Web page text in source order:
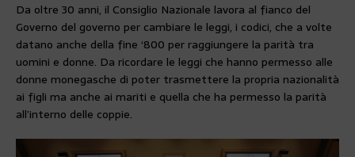
Da oltre 30 anni, il Consiglio Nazionale lavora al fianco del
Governo del governo per cambiare le leggi, i codici, che a volte
datano anche della fine ‘800 per raggiungere la parità tra
uomini e donne. Da ricordare le leggi che hanno permesso alle
donne monegasche di poter trasmettere la propria nazionalità
ai figli ma anche ai mariti e quella che ha permesso la parità
all’interno delle coppie.